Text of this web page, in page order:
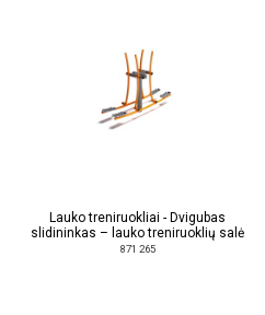
Lauko treniruokliai - Dvigubas
slidininkas – lauko treniruoklių salė
871 265